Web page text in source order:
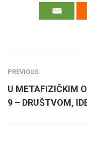
PREVIOUS
U METAFIZIČKIM
9 – DRUŠTVOM,